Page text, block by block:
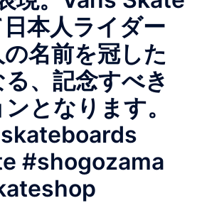
本人ライダー
名前を冠した
、記念すべき
となります。
#shogozama